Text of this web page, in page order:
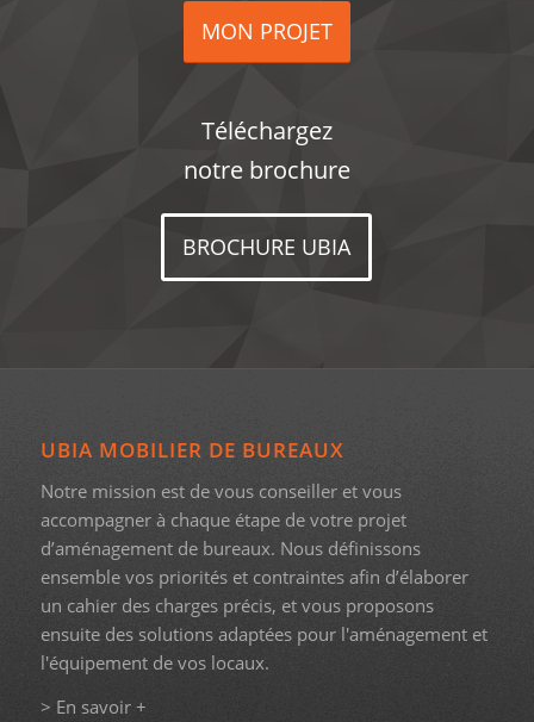
MON PROJET
Téléchargez
notre brochure
BROCHURE UBIA
UBIA MOBILIER DE BUREAUX
Notre mission est de vous conseiller et vous
accompagner à chaque étape de votre projet
d’aménagement de bureaux. Nous définissons
ensemble vos priorités et contraintes afin d’élaborer
un cahier des charges précis, et vous proposons
ensuite des solutions adaptées pour l'aménagement et
l'équipement de vos locaux.
> En savoir +